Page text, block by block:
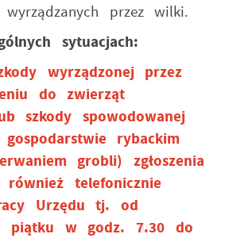
przez wilki.
sytuacjach:
wyrządzonej przez
do zwierząt
szkody spowodowanej
rybackim
grobli) zgłoszenia
również telefonicznie
Urzędu tj. od
piątku w godz. 7.30 do